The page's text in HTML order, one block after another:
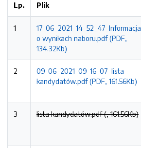
Lp. Plik
1
17_06_2021_14_52_47_Informacja
o wynikach naboru.pdf (PDF,
134.32Kb)
2
09_06_2021_09_16_07_lista
kandydatów.pdf (PDF, 161.56Kb)
3 lista kandydatów.pdf (, 161.56Kb)